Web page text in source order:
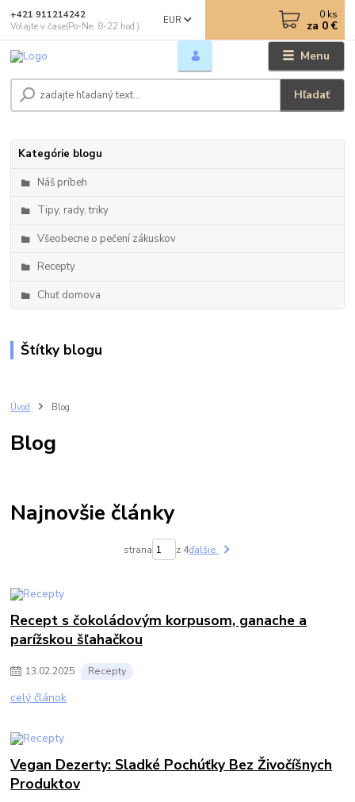
Menu
EUR
Hľadať
+421 911214242
Volajte v čase(Po-Ne, 8-22 hod.)
0 ks
za 0 €
Kategórie blogu
Náš príbeh
Tipy, rady, triky
Všeobecne o pečení zákuskov
Recepty
Chuť domova
Štítky blogu
Úvod Blog
Blog
Najnovšie články
strana z 4ďalšie
Recept s čokoládovým korpusom, ganache a
parížskou šľahačkou
13.02.2025 Recepty
celý článok
Vegan Dezerty: Sladké Pochúťky Bez Živočíšnych
Produktov